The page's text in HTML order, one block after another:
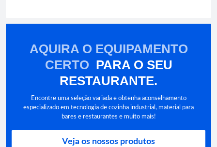
AQUIRA O EQUIPAMENTO
CERTO PARA O SEU
RESTAURANTE.
Encontre uma seleção variada e obtenha aconselhamento
especializado em tecnologia de cozinha industrial, material para
bares e restaurantes e muito mais!
Veja os nossos produtos